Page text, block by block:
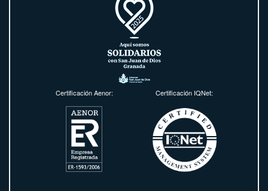
Certificación Aenor: Certificación IQNet: